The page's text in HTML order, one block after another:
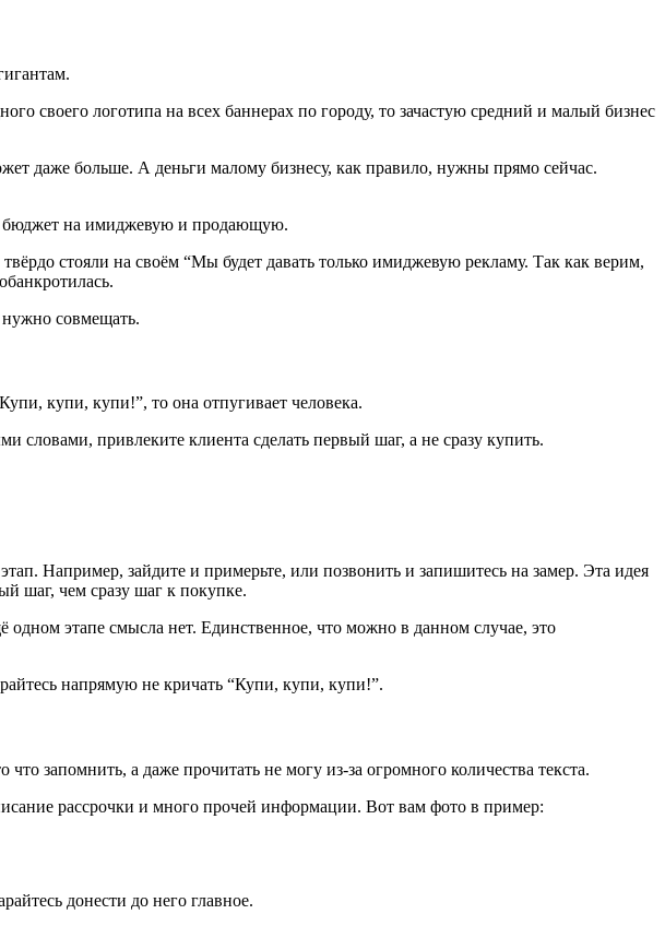
своего логотипа на всех баннерах по городу, то зачастую средний и малый бизнес
даже больше. А деньги малому бизнесу, как правило, нужны прямо сейчас.
бюджет на имиджевую и продающую.
стояли на своём “Мы будет давать только имиджевую рекламу. Так как верим,
нужно совмещать.
купи, купи!”, то она отпугивает человека.
словами, привлеките клиента сделать первый шаг, а не сразу купить.
Например, зайдите и примерьте, или позвонить и запишитесь на замер. Эта идея
шаг, чем сразу шаг к покупке.
этапе смысла нет. Единственное, что можно в данном случае, это
напрямую не кричать “Купи, купи, купи!”.
запомнить, а даже прочитать не могу из-за огромного количества текста.
рассрочки и много прочей информации. Вот вам фото в пример:
донести до него главное.